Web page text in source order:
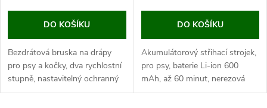
DO KOŠÍKU
Bezdrátová bruska na drápy
pro psy a kočky, dva rychlostní
stupně, nastavitelný ochranný
kryt, až 70 minut, rozměry
DO KOŠÍKU
Akumulátorový střihací strojek,
pro psy, baterie Li-ion 600
mAh, až 60 minut, nerezová
hlava, voděodolný, IPX7, šířka